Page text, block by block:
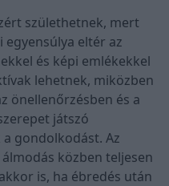
születhetnek, mert
egyensúlya eltér az
és képi emlékekkel
lehetnek, miközben
önellenőrzésben és a
játszó
gondolkodást. Az
közben teljesen
is, ha ébredés után